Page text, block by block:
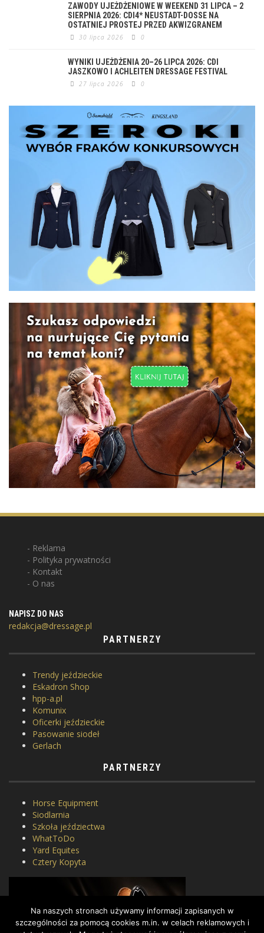
ZAWODY UJEŻDŻENIOWE W WEEKEND 31 LIPCA – 2
SIERPNIA 2026: CDI4* NEUSTADT-DOSSE NA
OSTATNIEJ PROSTEJ PRZED AKWIZGRANEM
30 lipca 2026 0
WYNIKI UJEŻDŻENIA 20–26 LIPCA 2026: CDI
JASZKOWO I ACHLEITEN DRESSAGE FESTIVAL
27 lipca 2026 0
Reklama
Polityka prywatności
Kontakt
O nas
NAPISZ DO NAS
redakcja@dressage.pl
PARTNERZY
Trendy jeździeckie
Eskadron Shop
hpp-a.pl
Komunix
Oficerki jeździeckie
Pasowanie siodeł
Gerlach
PARTNERZY
Horse Equipment
Siodlarnia
Szkoła jeździectwa
WhatToDo
Yard Equites
Cztery Kopyta
Na naszych stronach używamy informacji zapisanych w
szczególności za pomocą cookies m.in. w celach reklamowych i